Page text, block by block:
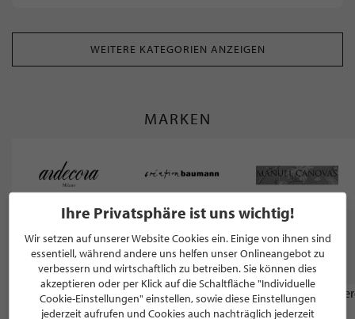
WEITERE KATEGORIEN ANZEIGEN
MARKEN
WEITERE STILPUNKTE GANZ IN DER NÄHE
VON "CUBIO GBR"
FRISEUR
Ihre Privatsphäre ist uns wichtig!
Wir setzen auf unserer Website Cookies ein. Einige von ihnen sind
essentiell, während andere uns helfen unser Onlineangebot zu
verbessern und wirtschaftlich zu betreiben. Sie können dies
akzeptieren oder per Klick auf die Schaltfläche "Individuelle
Cookie-Einstellungen" einstellen, sowie diese Einstellungen
jederzeit aufrufen und Cookies auch nachträglich jederzeit